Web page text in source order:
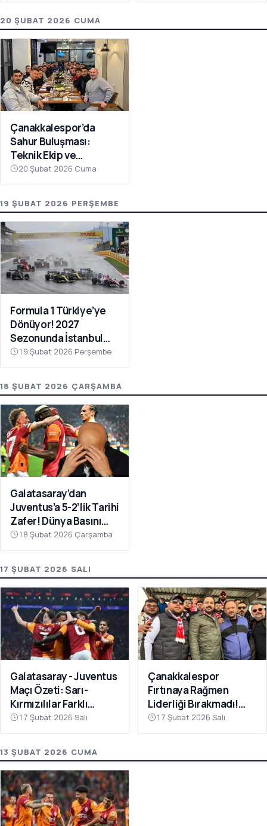
20 ŞUBAT 2026 CUMA
Çanakkalespor’da
Sahur Buluşması:
Teknik Ekip ve
Futbolcular Aynı
Sofrada
20 Şubat 2026 Cuma
19 ŞUBAT 2026 PERŞEMBE
Formula 1 Türkiye’ye
Dönüyor! 2027
Sezonunda İstanbul
Park Takvimde
19 Şubat 2026 Perşembe
18 ŞUBAT 2026 ÇARŞAMBA
Galatasaray’dan
Juventus’a 5-2’lik Tarihi
Zafer! Dünya Basını
Manşetlere Taşıdı
18 Şubat 2026 Çarşamba
17 ŞUBAT 2026 SALI
Galatasaray - Juventus
Maçı Özeti: Sarı-
Kırmızılılar Farklı
Kazandı
17 Şubat 2026 Salı
Çanakkalespor
Fırtınaya Rağmen
Liderliği Bırakmadı!
Bayramiç
Deplasmanında Kritik 3
17 Şubat 2026 Salı
13 ŞUBAT 2026 CUMA